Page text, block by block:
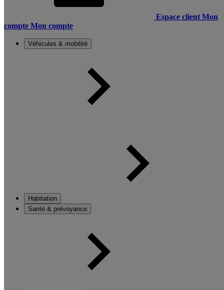
Espace client Mon
compte Mon compte
Véhicules & mobilité
Habitation
Santé & prévoyance